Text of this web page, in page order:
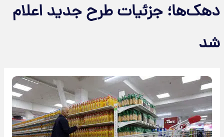
دهک‌ها؛ جزئیات طرح جدید اعلام
شد